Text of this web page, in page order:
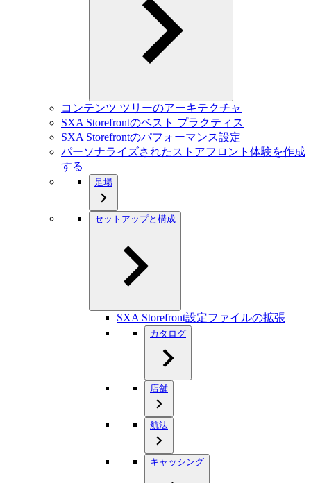
コンテンツ ツリーのアーキテクチャ
SXA Storefrontのベスト プラクティス
SXA Storefrontのパフォーマンス設定
パーソナライズされたストアフロント体験を作成
する
足場
セットアップと構成
SXA Storefront設定ファイルの拡張
カタログ
店舗
航法
キャッシング